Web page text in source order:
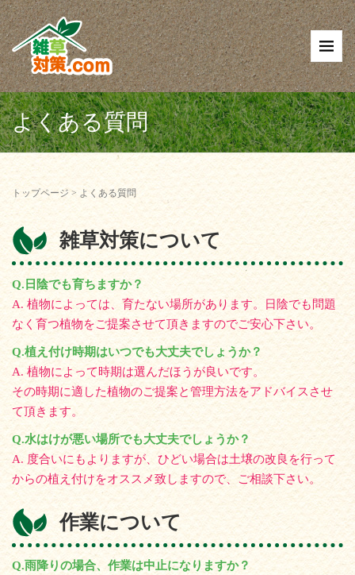
よくある質問
トップページ> よくある質問
雑草対策について
Q.日陰でも育ちますか？
A. 植物によっては、育たない場所があります。日陰でも問題
なく育つ植物をご提案させて頂きますのでご安心下さい。
Q.植え付け時期はいつでも大丈夫でしょうか？
A. 植物によって時期は選んだほうが良いです。
その時期に適した植物のご提案と管理方法をアドバイスさせ
て頂きます。
Q.水はけが悪い場所でも大丈夫でしょうか？
A. 度合いにもよりますが、ひどい場合は土壌の改良を行って
からの植え付けをオススメ致しますので、ご相談下さい。
作業について
Q.雨降りの場合、作業は中止になりますか？